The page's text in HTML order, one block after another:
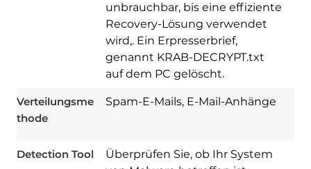
unbrauchbar, bis eine effiziente
Recovery-Lösung verwendet
wird,. Ein Erpresserbrief,
genannt KRAB-DECRYPT.txt
auf dem PC gelöscht.
Verteilungsme
thode
Spam-E-Mails, E-Mail-Anhänge
Detection Tool
Überprüfen Sie, ob Ihr System
Download
Spy Hunter